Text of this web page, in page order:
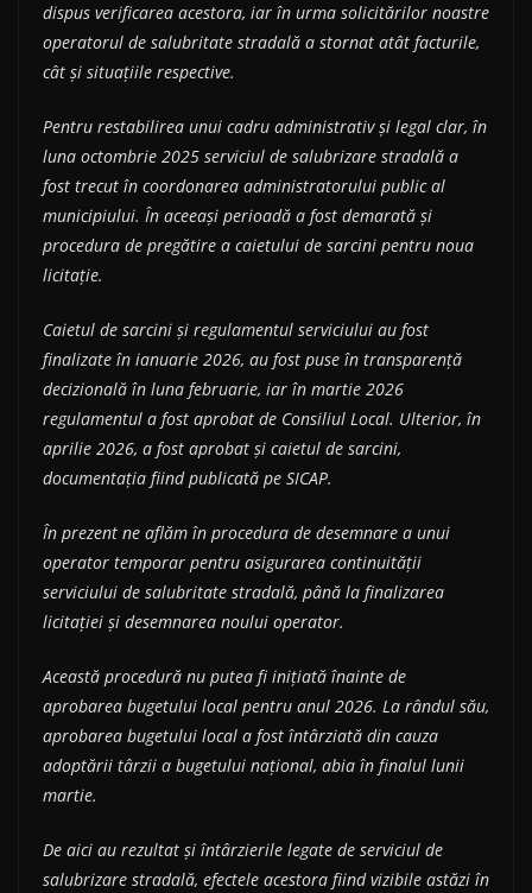
dispus verificarea acestora, iar în urma solicitărilor noastre
operatorul de salubritate stradală a stornat atât facturile,
cât și situațiile respective.
Pentru restabilirea unui cadru administrativ și legal clar, în
luna octombrie 2025 serviciul de salubrizare stradală a
fost trecut în coordonarea administratorului public al
municipiului. În aceeași perioadă a fost demarată și
procedura de pregătire a caietului de sarcini pentru noua
licitație.
Caietul de sarcini și regulamentul serviciului au fost
finalizate în ianuarie 2026, au fost puse în transparență
decizională în luna februarie, iar în martie 2026
regulamentul a fost aprobat de Consiliul Local. Ulterior, în
aprilie 2026, a fost aprobat și caietul de sarcini,
documentația fiind publicată pe SICAP.
În prezent ne aflăm în procedura de desemnare a unui
operator temporar pentru asigurarea continuității
serviciului de salubritate stradală, până la finalizarea
licitației și desemnarea noului operator.
Această procedură nu putea fi inițiată înainte de
aprobarea bugetului local pentru anul 2026. La rândul său,
aprobarea bugetului local a fost întârziată din cauza
adoptării târzii a bugetului național, abia în finalul lunii
martie.
De aici au rezultat și întârzierile legate de serviciul de
salubrizare stradală, efectele acestora fiind vizibile astăzi în